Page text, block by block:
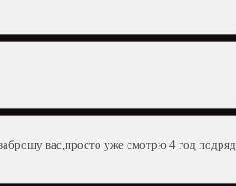
вас,просто уже смотрю 4 год подряд